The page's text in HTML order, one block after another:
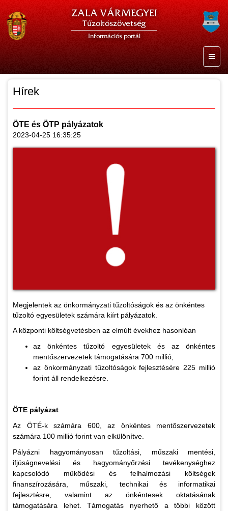
ZALA VÁRMEGYEI
Tűzoltószövetség
Információs portál
Hírek
ÖTE és ÖTP pályázatok
2023-04-25 16:35:25
Megjelentek az önkormányzati tűzoltóságok és az önkéntes
tűzoltó egyesületek számára kiírt pályázatok.
A központi költségvetésben az elmúlt évekhez hasonlóan
az önkéntes tűzoltó egyesületek és az önkéntes
mentőszervezetek támogatására 700 millió,
az önkormányzati tűzoltóságok fejlesztésére 225 millió
forint áll rendelkezésre.
ÖTE pályázat
Az ÖTÉ-k számára 600, az önkéntes mentőszervezetek
számára 100 millió forint van elkülönítve.
Pályázni hagyományosan tűzoltási, műszaki mentési,
ifjúságnevelési és hagyományőrzési tevékenységhez
kapcsolódó működési és felhalmozási költségek
finanszírozására, műszaki, technikai és informatikai
fejlesztésre, valamint az önkéntesek oktatásának
támogatására lehet. Támogatás nyerhető a többi között